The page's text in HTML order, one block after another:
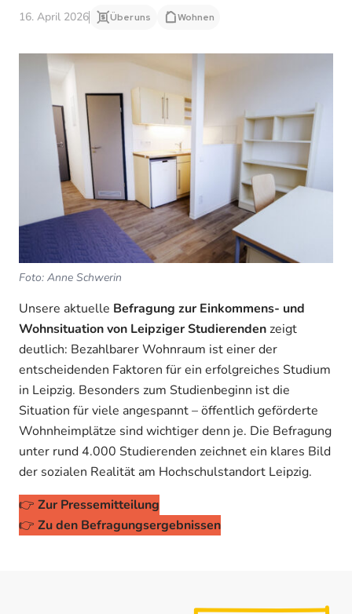
16. April 2026 Über uns Wohnen
Foto: Anne Schwerin
Unsere aktuelle Befragung zur Einkommens- und
Wohnsituation von Leipziger Studierendenzeigt
deutlich: Bezahlbarer Wohnraum ist einer der
entscheidenden Faktoren für ein erfolgreiches Studium
in Leipzig. Besonders zum Studienbeginn ist die
Situation für viele angespannt – öffentlich geförderte
Wohnheimplätze sind wichtiger denn je. Die Befragung
unter rund 4.000 Studierenden zeichnet ein klares Bild
der sozialen Realität am Hochschulstandort Leipzig.
👉 Zur Pressemitteilung
👉 Zu den Befragungsergebnissen